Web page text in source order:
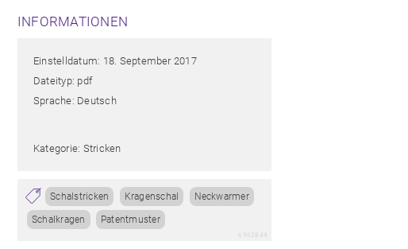
INFORMATIONEN
Einstelldatum: 18. September 2017
Dateityp: pdf
Sprache: Deutsch
Kategorie: Stricken
Schalstricken Kragenschal Neckwarmer
Schalkragen Patentmuster